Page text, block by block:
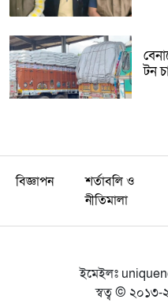
টন
বিজ্ঞাপন
শর্তাবলি ও
নীতিমালা
ইমেইলঃ
স্বত্ব ©